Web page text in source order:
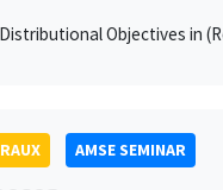
Objectives in
AMSE SEMINAR